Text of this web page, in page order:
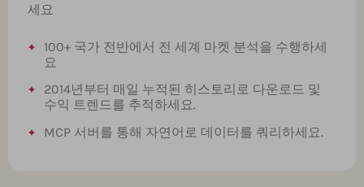
세요
100+ 국가 전반에서 전 세계 마켓 분석을 수행하세
요
2014년부터 매일 누적된 히스토리로 다운로드 및
수익 트렌드를 추적하세요.
MCP 서버를 통해 자연어로 데이터를 쿼리하세요.